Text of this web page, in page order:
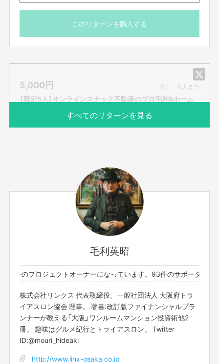
毛利英昭
のプロジェクトオーナーになっています。93件のサポーターと2件
株式会社リンクス 代表取締役、一般社団法人 大阪府トラ
イアスロン協会 理事。 著書:改訂版ファイナンシャルプラ
ンナーが教える「大阪」ワンルームマンション投資術他2
冊。 趣味はグルメ紀行とトライアスロン。 Twitter
ID:@mouri_hideaki
http://www.linx-osaka.co.jp
このリターンを購入する
5,000円 残り： 0人まで
【限定5人】オンラインスナック不動産のプロ毛利&ホーム
レス小谷
サポーター数 お届け予定日
2020年6月
日時: 6/6(土) 21:00〜23:00
一番住まいに詳しい人と一番住まいから遠い人がやるスナ
ンを振り返りがメインになると思います。乞うご期待くだ
さい。
Zoom URLは後日ご連絡させていただきます。
このリターンを購入する
すべてのリターンを見る